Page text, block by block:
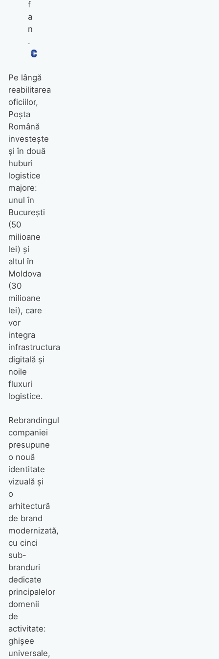
f
a
n
.
Pe lângă
reabilitarea
oficiilor,
Poșta
Română
investește
și în două
huburi
logistice
majore:
unul în
București
(50
milioane
lei) și
altul în
Moldova
(30
milioane
lei), care
vor
integra
infrastructura
digitală și
noile
fluxuri
logistice.
Rebrandingul
companiei
presupune
o nouă
identitate
vizuală și
o
arhitectură
de brand
modernizată,
cu cinci
sub-
branduri
dedicate
principalelor
domenii
de
activitate:
ghișee
universale,